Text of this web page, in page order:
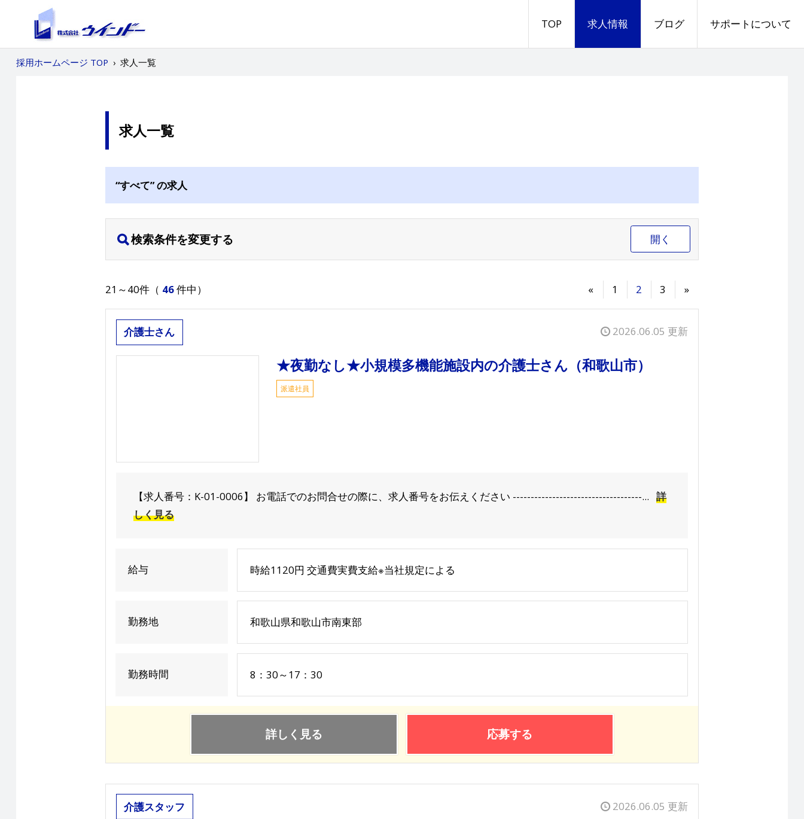
TOP 求人情報 ブログ サポートについて
採用ホームページ TOP › 求人一覧
求人一覧
“すべて” の求人
検索条件を変更する 開く
21～40件（ 46件中） « 1 2 3 »
介護士さん 2026.06.05 更新
★夜勤なし★小規模多機能施設内の介護士さん（和歌山市）
派遣社員
【求人番号：K-01-0006】 お電話でのお問合せの際に、求人番号をお伝えください ------------------------------------... 詳
しく見る
給与 時給1120円 交通費実費支給※当社規定による
勤務地 和歌山県和歌山市南東部
勤務時間 8：30～17：30
詳しく見る 応募する
介護スタッフ 2026.06.05 更新